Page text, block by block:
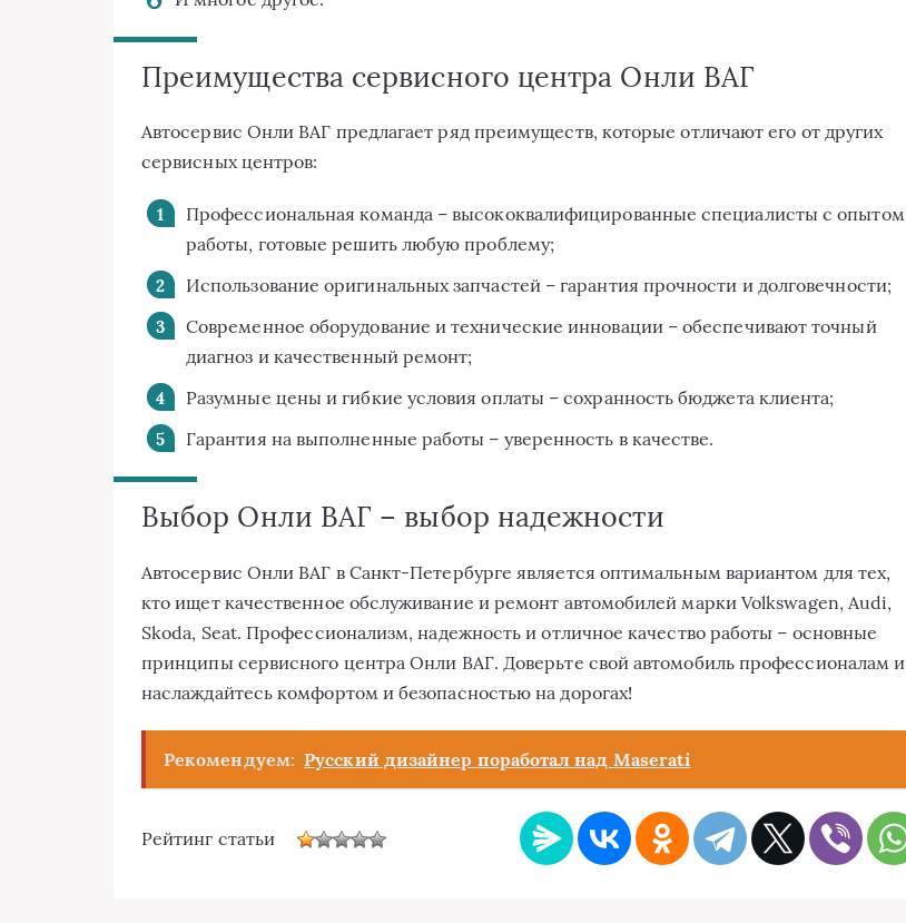
Преимущества сервисного центра Онли ВАГ
Автосервис Онли ВАГ предлагает ряд преимуществ, которые отличают его от других
сервисных центров:
Профессиональная команда – высококвалифицированные специалисты с опытом
работы, готовые решить любую проблему;
Использование оригинальных запчастей – гарантия прочности и долговечности;
Современное оборудование и технические инновации – обеспечивают точный
диагноз и качественный ремонт;
Разумные цены и гибкие условия оплаты – сохранность бюджета клиента;
Гарантия на выполненные работы – уверенность в качестве.
Выбор Онли ВАГ – выбор надежности
Автосервис Онли ВАГ в Санкт-Петербурге является оптимальным вариантом для тех,
кто ищет качественное обслуживание и ремонт автомобилей марки Volkswagen, Audi,
Skoda, Seat. Профессионализм, надежность и отличное качество работы – основные
принципы сервисного центра Онли ВАГ. Доверьте свой автомобиль профессионалам и
наслаждайтесь комфортом и безопасностью на дорогах!
Рекомендуем: Русский дизайнер поработал над Maserati
Рейтинг статьи